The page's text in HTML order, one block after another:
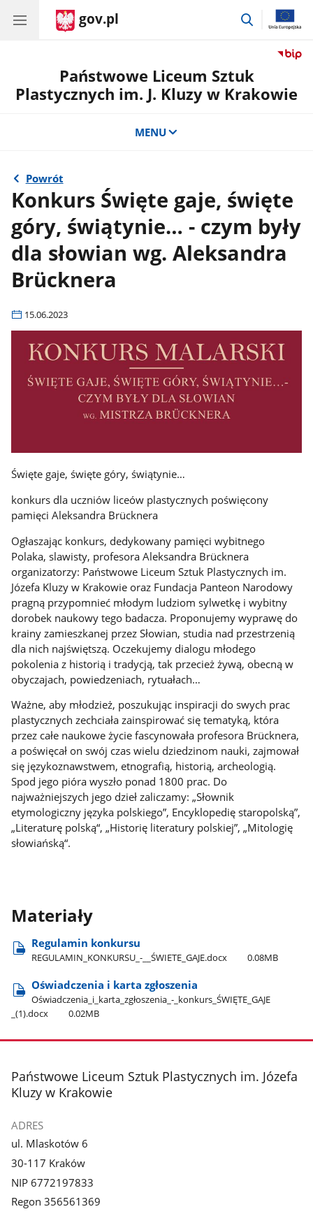
gov.pl
przejdź
Państwowe Liceum Sztuk
Plastycznych im. J. Kluzy w Krakowie
MENU
Powrót
Konkurs Święte gaje, święte
góry, świątynie… - czym były
dla słowian wg. Aleksandra
Brücknera
15.06.2023
Święte gaje, święte góry, świątynie…
konkurs dla uczniów liceów plastycznych poświęcony
pamięci Aleksandra Brücknera
Ogłaszając konkurs, dedykowany pamięci wybitnego
Polaka, slawisty, profesora Aleksandra Brücknera
organizatorzy: Państwowe Liceum Sztuk Plastycznych im.
Józefa Kluzy w Krakowie oraz Fundacja Panteon Narodowy
pragną przypomnieć młodym ludziom sylwetkę i wybitny
dorobek naukowy tego badacza. Proponujemy wyprawę do
krainy zamieszkanej przez Słowian, studia nad przestrzenią
dla nich najświętszą. Oczekujemy dialogu młodego
pokolenia z historią i tradycją, tak przecież żywą, obecną w
obyczajach, powiedzeniach, rytuałach…
Ważne, aby młodzież, poszukując inspiracji do swych prac
plastycznych zechciała zainspirować się tematyką, która
przez całe naukowe życie fascynowała profesora Brücknera,
a poświęcał on swój czas wielu dziedzinom nauki, zajmował
się językoznawstwem, etnografią, historią, archeologią.
Spod jego pióra wyszło ponad 1800 prac. Do
najważniejszych jego dzieł zaliczamy: „Słownik
etymologiczny języka polskiego”, Encyklopedię staropolską”,
„Literaturę polską“, „Historię literatury polskiej”, „Mitologię
słowiańską“.
Materiały
Regulamin konkursu
REGULAMIN​_KONKURSU​_-​_​_ŚWIETE​_GAJE.docx 0.08MB
Oświadczenia i karta zgłoszenia
Oświadczenia​_i​_karta​_zgłoszenia​_-​_konkurs​_ŚWIĘTE​_GAJE​
_(1).docx
0.02MB
stopka
Państwowe Liceum Sztuk Plastycznych im. Józefa
Kluzy w Krakowie
ADRES
ul. Mlaskotów 6
30-117 Kraków
NIP 6772197833
Regon 356561369